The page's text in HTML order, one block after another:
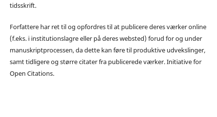
tidsskrift.
Forfattere har ret til og opfordres til at publicere deres værker online
(f.eks. i institutionslagre eller på deres websted) forud for og under
manuskriptprocessen, da dette kan føre til produktive udvekslinger,
samt tidligere og større citater fra publicerede værker. Initiative for
Open Citations.